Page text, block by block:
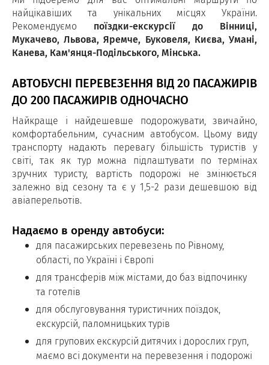
найцікавіших та унікальних місцях України.
Рекомендуємо поїздки-екскурсії до Вінниці,
Мукачево, Львова, Яремче, Буковеля, Києва, Умані,
Канева, Кам'янця-Подільського, Мінська.
АВТОБУСНІ ПЕРЕВЕЗЕННЯ ВІД 20 ПАСАЖИРІВ
ДО 200 ПАСАЖИРІВ ОДНОЧАСНО
Найкраще і найдешевше подорожувати, звичайно,
комфортабельним, сучасним автобусом. Цьому виду
транспорту надають перевагу більшість туристів у
світі, так як тур можна підлаштувати по термінах
зручних туристу, вартість подорожі не змінюється
залежно від сезону та є у 1,5-2 рази дешевшою від
авіаперельотів.
Надаємо в оренду автобуси:
для пасажирських перевезень по Рівному,
області, по Україні і Європі
для трансферів між містами, до баз відпочинку
та готелів
для обслуговування туристичних поїздок,
екскурсій, паломницьких турів
для групових екскурсій дитячих і дорослих груп,
маємо всі документи на перевезення і подорожі